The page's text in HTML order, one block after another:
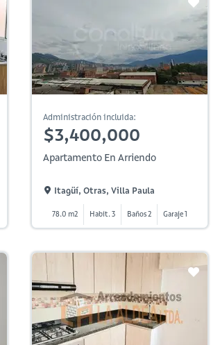
Administración incluida:
$3,400,000
Apartamento En Arriendo
Itagüí, Otras, Villa Paula
78.0 m2 Habit. 3 Baños 2 Garaje 1